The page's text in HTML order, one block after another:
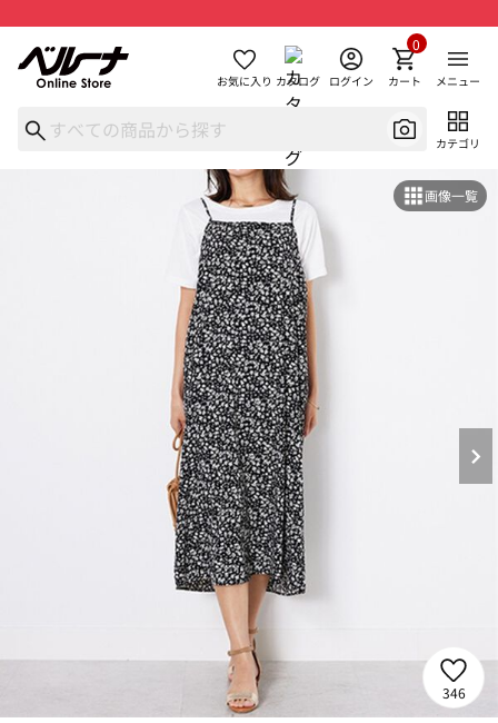
お気に入り カタログ ログイン カート
0
メニュー
カテゴリ
画像一覧
346